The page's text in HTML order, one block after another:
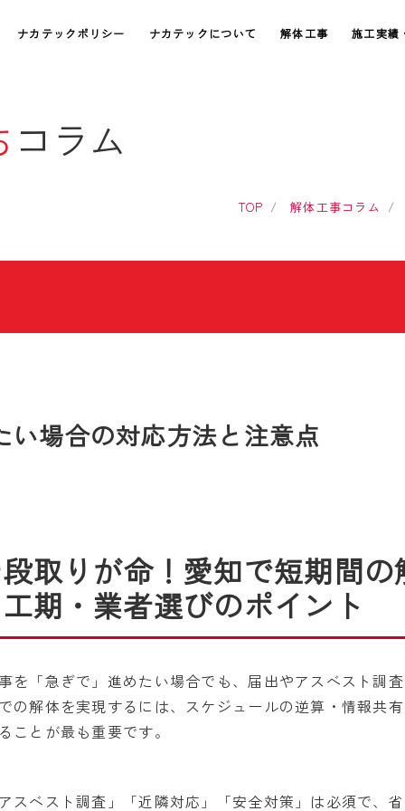
ナカテックポリシー ナカテックについて 解体工事 施工実績
コラム
TOP 解体工事コラム
場合の対応方法と注意点
取りが命！愛知で短期間
期・業者選びのポイント
を「急ぎで」進めたい場合でも、届出やアスベスト調
の解体を実現するには、スケジュールの逆算・情報共
ことが最も重要です。
スベスト調査」「近隣対応」「安全対策」は必須で、